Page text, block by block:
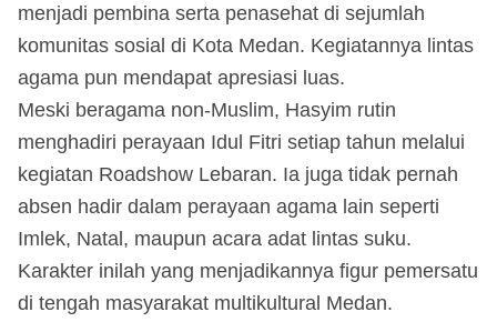
menjadi pembina serta penasehat di sejumlah
komunitas sosial di Kota Medan. Kegiatannya lintas
agama pun mendapat apresiasi luas.
Meski beragama non-Muslim, Hasyim rutin
menghadiri perayaan Idul Fitri setiap tahun melalui
kegiatan Roadshow Lebaran. Ia juga tidak pernah
absen hadir dalam perayaan agama lain seperti
Imlek, Natal, maupun acara adat lintas suku.
Karakter inilah yang menjadikannya figur pemersatu
di tengah masyarakat multikultural Medan.